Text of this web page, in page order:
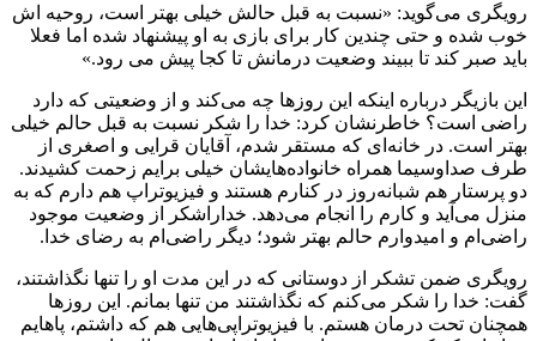
رویگری می‌گوید: «نسبت به قبل حالش خیلی بهتر است، روحیه اش
خوب شده و حتی چندین کار برای بازی به او پیشنهاد شده اما فعلا
باید صبر کند تا ببیند وضعیت درمانش تا کجا پیش می رود.»
این بازیگر درباره اینکه این روزها چه می‌کند و از وضعیتی که دارد
راضی است؟ خاطرنشان کرد: خدا را شکر نسبت به قبل حالم خیلی
بهتر است. در خانه‌ای که مستقر شدم، آقایان قرایی و اصغری از
طرف صداوسیما همراه خانواده‌هایشان خیلی برایم زحمت کشیدند.
دو پرستار هم شبانه‌روز در کنارم هستند و فیزیوتراپ هم دارم که به
منزل می‌آید و کارم را انجام می‌دهد. خداراشکر از وضعیت موجود
راضی‌ام و امیدوارم حالم بهتر شود؛ دیگر راضی‌ام به رضای خدا.
رویگری ضمن تشکر از دوستانی که در این مدت او را تنها نگذاشتند،
گفت: خدا را شکر می‌کنم که نگذاشتند من تنها بمانم. این روزها
همچنان تحت درمان هستم. با فیزیوتراپی‌هایی هم که داشتم، پاهایم